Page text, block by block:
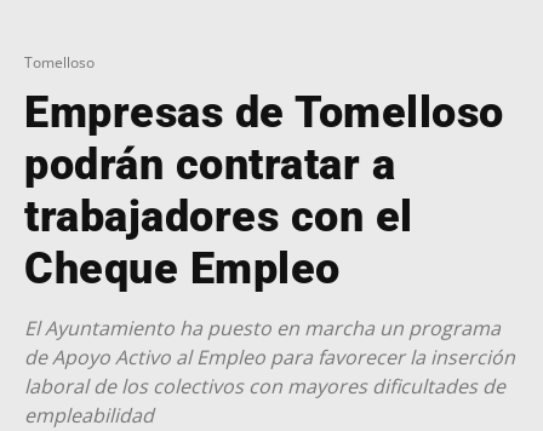
Tomelloso
Empresas de Tomelloso
podrán contratar a
trabajadores con el
Cheque Empleo
El Ayuntamiento ha puesto en marcha un programa
de Apoyo Activo al Empleo para favorecer la inserción
laboral de los colectivos con mayores dificultades de
empleabilidad